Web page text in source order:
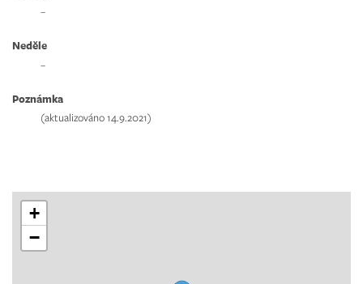
–
Neděle
–
Poznámka
(aktualizováno 14.9.2021)
+
−